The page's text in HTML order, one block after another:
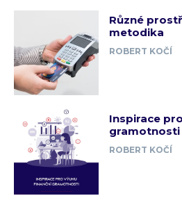
Různé
metodika
ROBERT KOČÍ
Inspirace
gramotnosti
ROBERT KOČÍ